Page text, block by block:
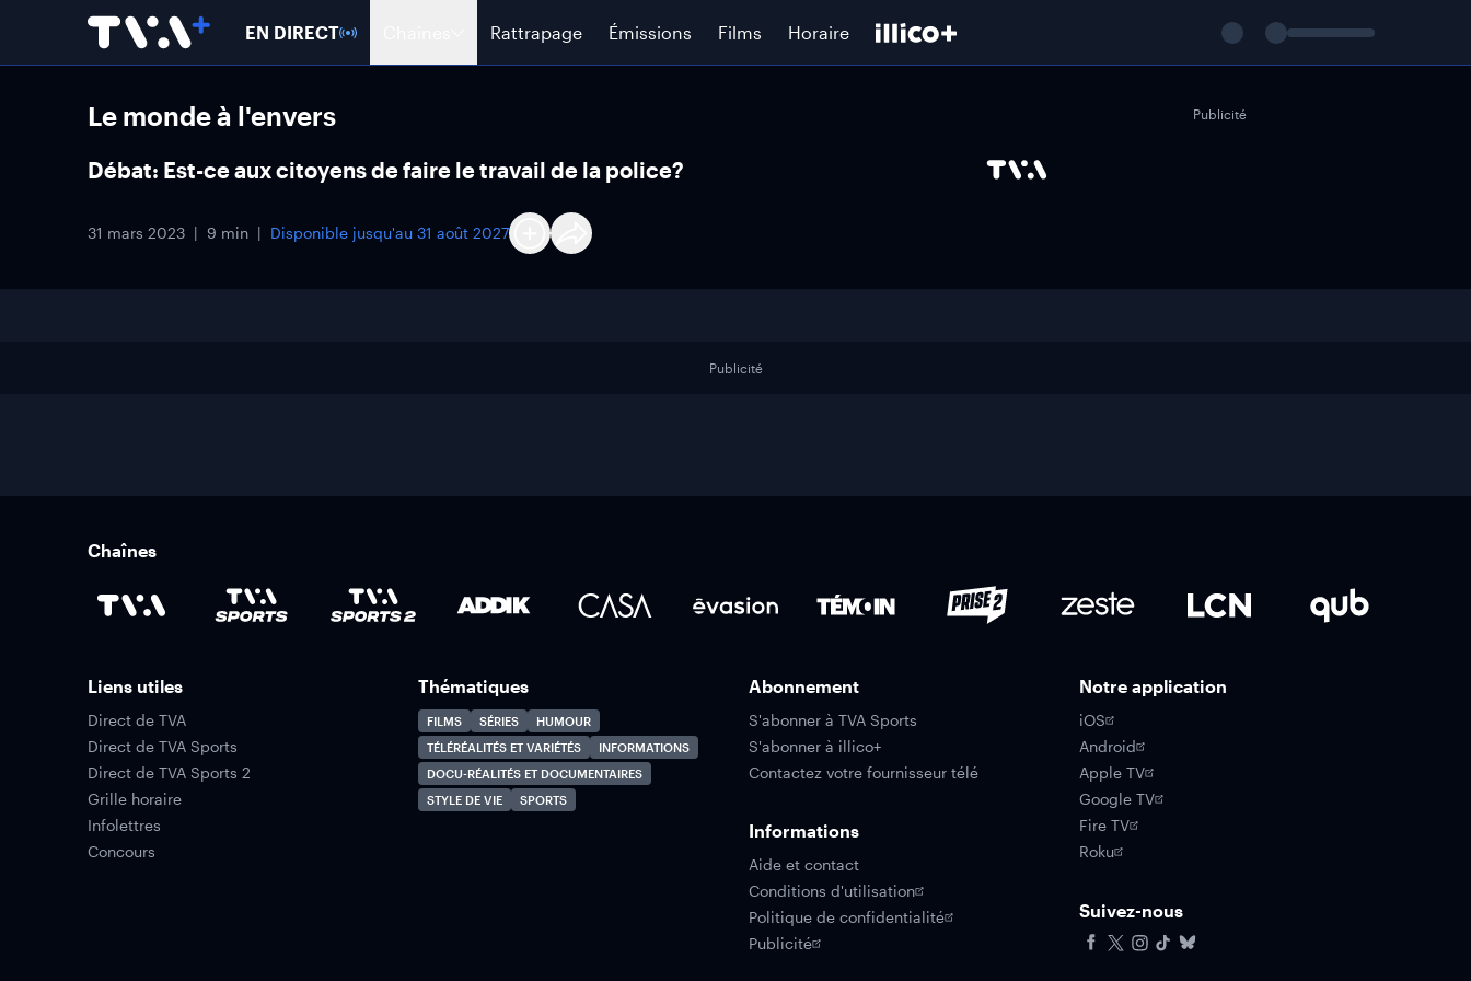
EN DIRECT Rattrapage Émissions Films Horaire
Le monde à l'envers
Débat: Est-ce aux citoyens de faire le travail de la police?
31 mars 2023 9 min Disponible jusqu'au 31 août 2027
Publicité
Publicité
Chaînes
Liens utiles
Direct de TVA
Direct de TVA Sports
Direct de TVA Sports 2
Grille horaire
Infolettres
Concours
Thématiques
FILMS SÉRIES
HUMOUR
TÉLÉRÉALITÉS ET VARIÉTÉS
INFORMATIONS
DOCU-RÉALITÉS ET DOCUMENTAIRES
STYLE DE VIE
SPORTS
Abonnement
S'abonner à TVA Sports
S'abonner à illico+
Contactez votre fournisseur télé
Informations
Aide et contact
Conditions d'utilisation
Politique de confidentialité
Publicité
Notre application
iOS
Android
Apple TV
Google TV
Fire TV
Roku
Suivez-nous